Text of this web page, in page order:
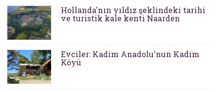
Hollanda'nın yıldız şeklindeki tarihi
ve turistik kale kenti Naarden
Evciler: Kadim Anadolu'nun Kadim
Köyü